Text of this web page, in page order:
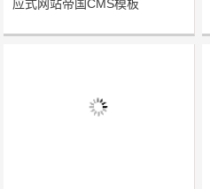
应式网站帝国CMS模板